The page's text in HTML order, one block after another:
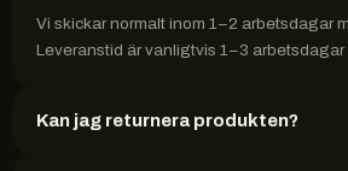
Vi skickar normalt inom 1–2 arbetsdagar
Leveranstid är vanligtvis 1–3 arbetsdagar
Kan jag returnera produkten?